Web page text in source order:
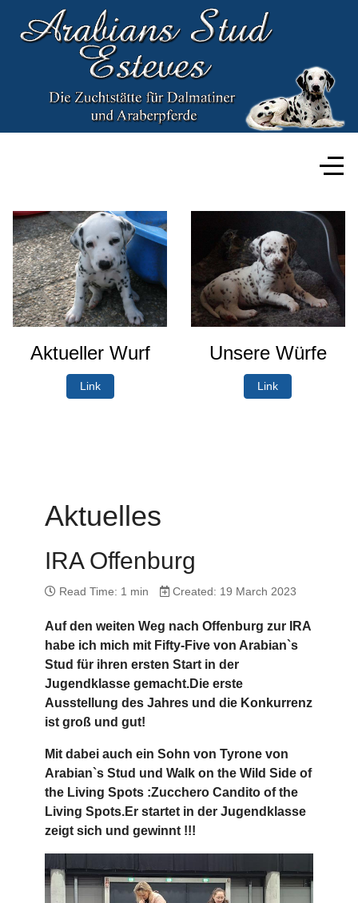
Aktueller Wurf
Link
Unsere Würfe
Link
Aktuelles
IRA Offenburg
Read Time: 1 min Created: 19 March 2023
Auf den weiten Weg nach Offenburg zur IRA
habe ich mich mit Fifty-Five von Arabian`s
Stud für ihren ersten Start in der
Jugendklasse gemacht.Die erste
Ausstellung des Jahres und die Konkurrenz
ist groß und gut!
Mit dabei auch ein Sohn von Tyrone von
Arabian`s Stud und Walk on the Wild Side of
the Living Spots :Zucchero Candito of the
Living Spots.Er startet in der Jugendklasse
zeigt sich und gewinnt !!!